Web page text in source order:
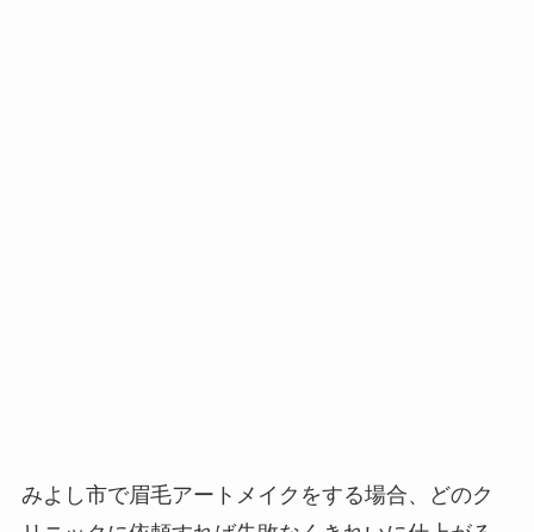
みよし市で眉毛アートメイクをする場合、
どのク